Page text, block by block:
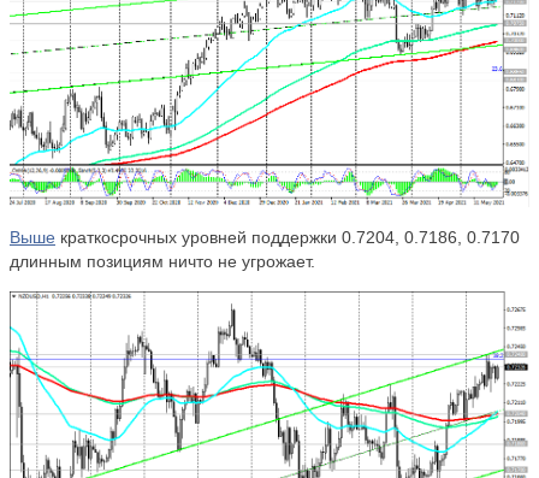
Выше краткосрочных уровней поддержки 0.7204, 0.7186, 0.7170
длинным позициям ничто не угрожает.